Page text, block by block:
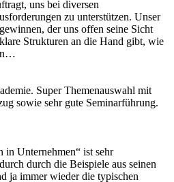
uns bei diversen
zu unterstützen. Unser
der uns offen seine Sicht
Strukturen an die Hand gibt, wie
Super Themenauswahl mit
sowie sehr gute Seminarführung.
in Unternehmen“ ist sehr
durch die Beispiele aus seinen
ja immer wieder die typischen